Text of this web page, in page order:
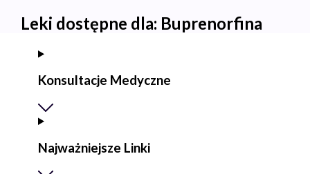
Leki dostępne dla: Buprenorfina
Konsultacje Medyczne
Najważniejsze Linki